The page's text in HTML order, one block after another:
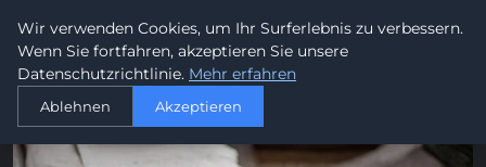
Alanus Philosophie -
ALANUS PHILOSOPHIE
Wir verwenden Cookies, um Ihr Surferlebnis zu verbessern.
Wenn Sie fortfahren, akzeptieren Sie unsere
Datenschutzrichtlinie. Mehr erfahren
Ablehnen Akzeptieren